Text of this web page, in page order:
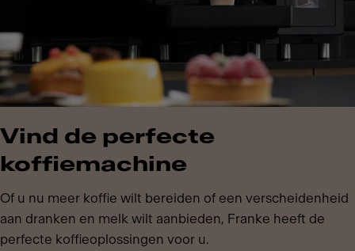
Vind de perfecte
koffiemachine
Of u nu meer koffie wilt bereiden of een verscheidenheid
aan dranken en melk wilt aanbieden, Franke heeft de
perfecte koffieoplossingen voor u.